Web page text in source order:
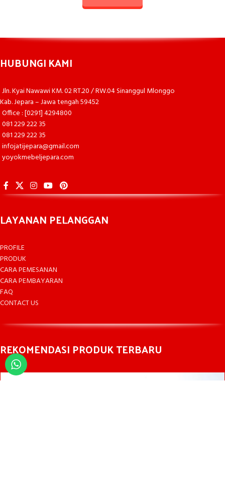
HUBUNGI KAMI
Jln. Kyai Nawawi KM. 02 RT.20 / RW.04 Sinanggul Mlonggo
Kab. Jepara – Jawa tengah 59452
Office : [0291] 4294800
081 229 222 35
081 229 222 35
infojatijepara@gmail.com
yoyokmebeljepara.com
LAYANAN PELANGGAN
PROFILE
PRODUK
CARA PEMESANAN
CARA PEMBAYARAN
FAQ
CONTACT US
REKOMENDASI PRODUK TERBARU